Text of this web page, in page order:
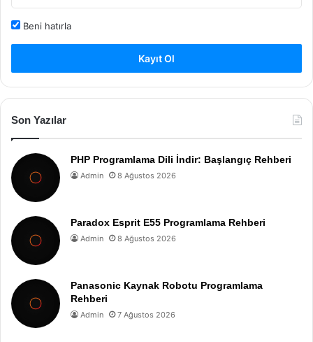
Beni hatırla
Kayıt Ol
Son Yazılar
PHP Programlama Dili İndir: Başlangıç Rehberi
Admin 8 Ağustos 2026
Paradox Esprit E55 Programlama Rehberi
Admin 8 Ağustos 2026
Panasonic Kaynak Robotu Programlama
Rehberi
Admin 7 Ağustos 2026